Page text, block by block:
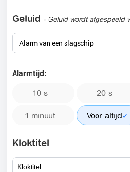
Geluid - Geluid wordt afgespeeld
Alarmtijd:
10 s 20 s
1 minuut Voor altijd✓
Kloktitel